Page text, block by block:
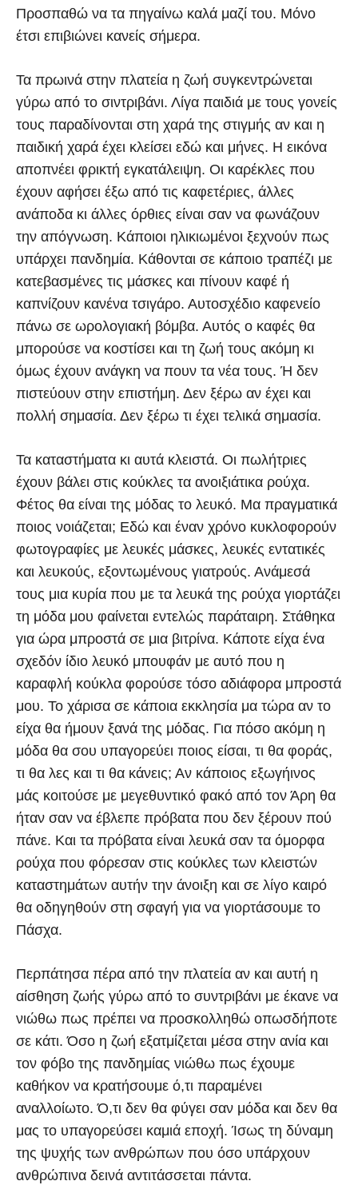
Προσπαθώ να τα πηγαίνω καλά μαζί του. Μόνο
έτσι επιβιώνει κανείς σήμερα.
Τα πρωινά στην πλατεία η ζωή συγκεντρώνεται
γύρω από το σιντριβάνι. Λίγα παιδιά με τους γονείς
τους παραδίνονται στη χαρά της στιγμής αν και η
παιδική χαρά έχει κλείσει εδώ και μήνες. Η εικόνα
αποπνέει φρικτή εγκατάλειψη. Οι καρέκλες που
έχουν αφήσει έξω από τις καφετέριες, άλλες
ανάποδα κι άλλες όρθιες είναι σαν να φωνάζουν
την απόγνωση. Κάποιοι ηλικιωμένοι ξεχνούν πως
υπάρχει πανδημία. Κάθονται σε κάποιο τραπέζι με
κατεβασμένες τις μάσκες και πίνουν καφέ ή
καπνίζουν κανένα τσιγάρο. Αυτοσχέδιο καφενείο
πάνω σε ωρολογιακή βόμβα. Αυτός ο καφές θα
μπορούσε να κοστίσει και τη ζωή τους ακόμη κι
όμως έχουν ανάγκη να πουν τα νέα τους. Ή δεν
πιστεύουν στην επιστήμη. Δεν ξέρω αν έχει και
πολλή σημασία. Δεν ξέρω τι έχει τελικά σημασία.
Τα καταστήματα κι αυτά κλειστά. Οι πωλήτριες
έχουν βάλει στις κούκλες τα ανοιξιάτικα ρούχα.
Φέτος θα είναι της μόδας το λευκό. Μα πραγματικά
ποιος νοιάζεται; Εδώ και έναν χρόνο κυκλοφορούν
φωτογραφίες με λευκές μάσκες, λευκές εντατικές
και λευκούς, εξοντωμένους γιατρούς. Ανάμεσά
τους μια κυρία που με τα λευκά της ρούχα γιορτάζει
τη μόδα μου φαίνεται εντελώς παράταιρη. Στάθηκα
για ώρα μπροστά σε μια βιτρίνα. Κάποτε είχα ένα
σχεδόν ίδιο λευκό μπουφάν με αυτό που η
καραφλή κούκλα φορούσε τόσο αδιάφορα μπροστά
μου. Το χάρισα σε κάποια εκκλησία μα τώρα αν το
είχα θα ήμουν ξανά της μόδας. Για πόσο ακόμη η
μόδα θα σου υπαγορεύει ποιος είσαι, τι θα φοράς,
τι θα λες και τι θα κάνεις; Αν κάποιος εξωγήινος
μάς κοιτούσε με μεγεθυντικό φακό από τον Άρη θα
ήταν σαν να έβλεπε πρόβατα που δεν ξέρουν πού
πάνε. Και τα πρόβατα είναι λευκά σαν τα όμορφα
ρούχα που φόρεσαν στις κούκλες των κλειστών
καταστημάτων αυτήν την άνοιξη και σε λίγο καιρό
θα οδηγηθούν στη σφαγή για να γιορτάσουμε το
Πάσχα.
Περπάτησα πέρα από την πλατεία αν και αυτή η
αίσθηση ζωής γύρω από το συντριβάνι με έκανε να
νιώθω πως πρέπει να προσκολληθώ οπωσδήποτε
σε κάτι. Όσο η ζωή εξατμίζεται μέσα στην ανία και
τον φόβο της πανδημίας νιώθω πως έχουμε
καθήκον να κρατήσουμε ό,τι παραμένει
αναλλοίωτο. Ό,τι δεν θα φύγει σαν μόδα και δεν θα
μας το υπαγορεύσει καμιά εποχή. Ίσως τη δύναμη
της ψυχής των ανθρώπων που όσο υπάρχουν
ανθρώπινα δεινά αντιτάσσεται πάντα.